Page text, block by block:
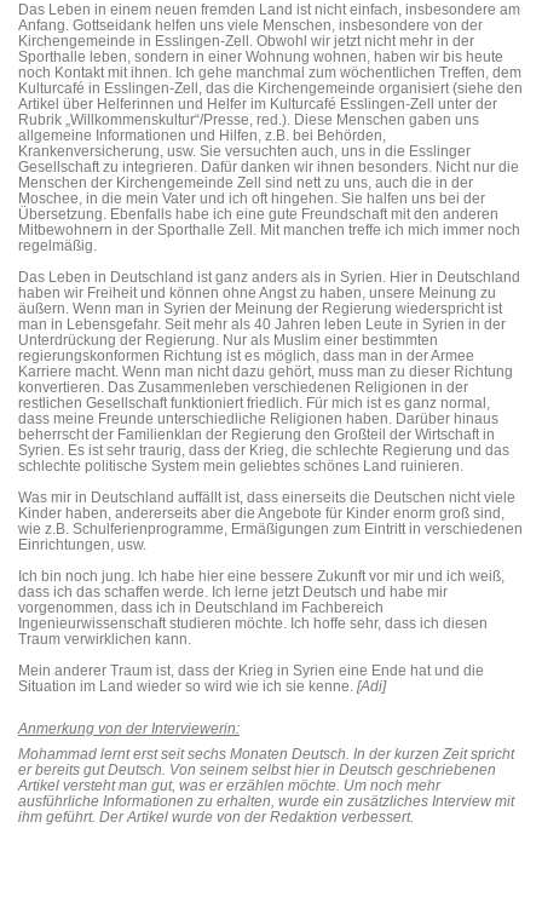
Das Leben in einem neuen fremden Land ist nicht einfach, insbesondere am
Anfang. Gottseidank helfen uns viele Menschen, insbesondere von der
Kirchengemeinde in Esslingen-Zell. Obwohl wir jetzt nicht mehr in der
Sporthalle leben, sondern in einer Wohnung wohnen, haben wir bis heute
noch Kontakt mit ihnen. Ich gehe manchmal zum wöchentlichen Treffen, dem
Kulturcafé in Esslingen-Zell, das die Kirchengemeinde organisiert (siehe den
Artikel über Helferinnen und Helfer im Kulturcafé Esslingen-Zell unter der
Rubrik „Willkommenskultur“/Presse, red.). Diese Menschen gaben uns
allgemeine Informationen und Hilfen, z.B. bei Behörden,
Krankenversicherung, usw. Sie versuchten auch, uns in die Esslinger
Gesellschaft zu integrieren. Dafür danken wir ihnen besonders. Nicht nur die
Menschen der Kirchengemeinde Zell sind nett zu uns, auch die in der
Moschee, in die mein Vater und ich oft hingehen. Sie halfen uns bei der
Übersetzung. Ebenfalls habe ich eine gute Freundschaft mit den anderen
Mitbewohnern in der Sporthalle Zell. Mit manchen treffe ich mich immer noch
regelmäßig.
Das Leben in Deutschland ist ganz anders als in Syrien. Hier in Deutschland
haben wir Freiheit und können ohne Angst zu haben, unsere Meinung zu
äußern. Wenn man in Syrien der Meinung der Regierung wiederspricht ist
man in Lebensgefahr. Seit mehr als 40 Jahren leben Leute in Syrien in der
Unterdrückung der Regierung. Nur als Muslim einer bestimmten
regierungskonformen Richtung ist es möglich, dass man in der Armee
Karriere macht. Wenn man nicht dazu gehört, muss man zu dieser Richtung
konvertieren. Das Zusammenleben verschiedenen Religionen in der
restlichen Gesellschaft funktioniert friedlich. Für mich ist es ganz normal,
dass meine Freunde unterschiedliche Religionen haben. Darüber hinaus
beherrscht der Familienklan der Regierung den Großteil der Wirtschaft in
Syrien. Es ist sehr traurig, dass der Krieg, die schlechte Regierung und das
schlechte politische System mein geliebtes schönes Land ruinieren.
Was mir in Deutschland auffällt ist, dass einerseits die Deutschen nicht viele
Kinder haben, andererseits aber die Angebote für Kinder enorm groß sind,
wie z.B. Schulferienprogramme, Ermäßigungen zum Eintritt in verschiedenen
Einrichtungen, usw.
Ich bin noch jung. Ich habe hier eine bessere Zukunft vor mir und ich weiß,
dass ich das schaffen werde. Ich lerne jetzt Deutsch und habe mir
vorgenommen, dass ich in Deutschland im Fachbereich
Ingenieurwissenschaft studieren möchte. Ich hoffe sehr, dass ich diesen
Traum verwirklichen kann.
Mein anderer Traum ist, dass der Krieg in Syrien eine Ende hat und die
Situation im Land wieder so wird wie ich sie kenne. [Adi]
Anmerkung von der Interviewerin:
Mohammad lernt erst seit sechs Monaten Deutsch. In der kurzen Zeit spricht
er bereits gut Deutsch. Von seinem selbst hier in Deutsch geschriebenen
Artikel versteht man gut, was er erzählen möchte. Um noch mehr
ausführliche Informationen zu erhalten, wurde ein zusätzliches Interview mit
ihm geführt. Der Artikel wurde von der Redaktion verbessert.